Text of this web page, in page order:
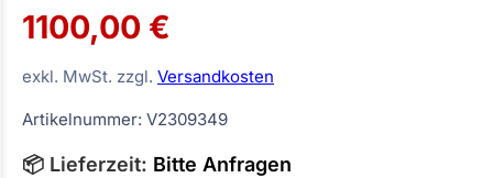
1100,00 €
exkl. MwSt. zzgl. Versandkosten
Artikelnummer: V2309349
📦 Lieferzeit: Bitte Anfragen